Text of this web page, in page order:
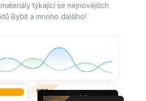
týkající se nejnovějších
Bybit a mnoho dalšího!